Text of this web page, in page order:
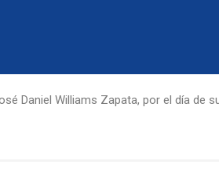
Daniel Williams Zapata, por el día de